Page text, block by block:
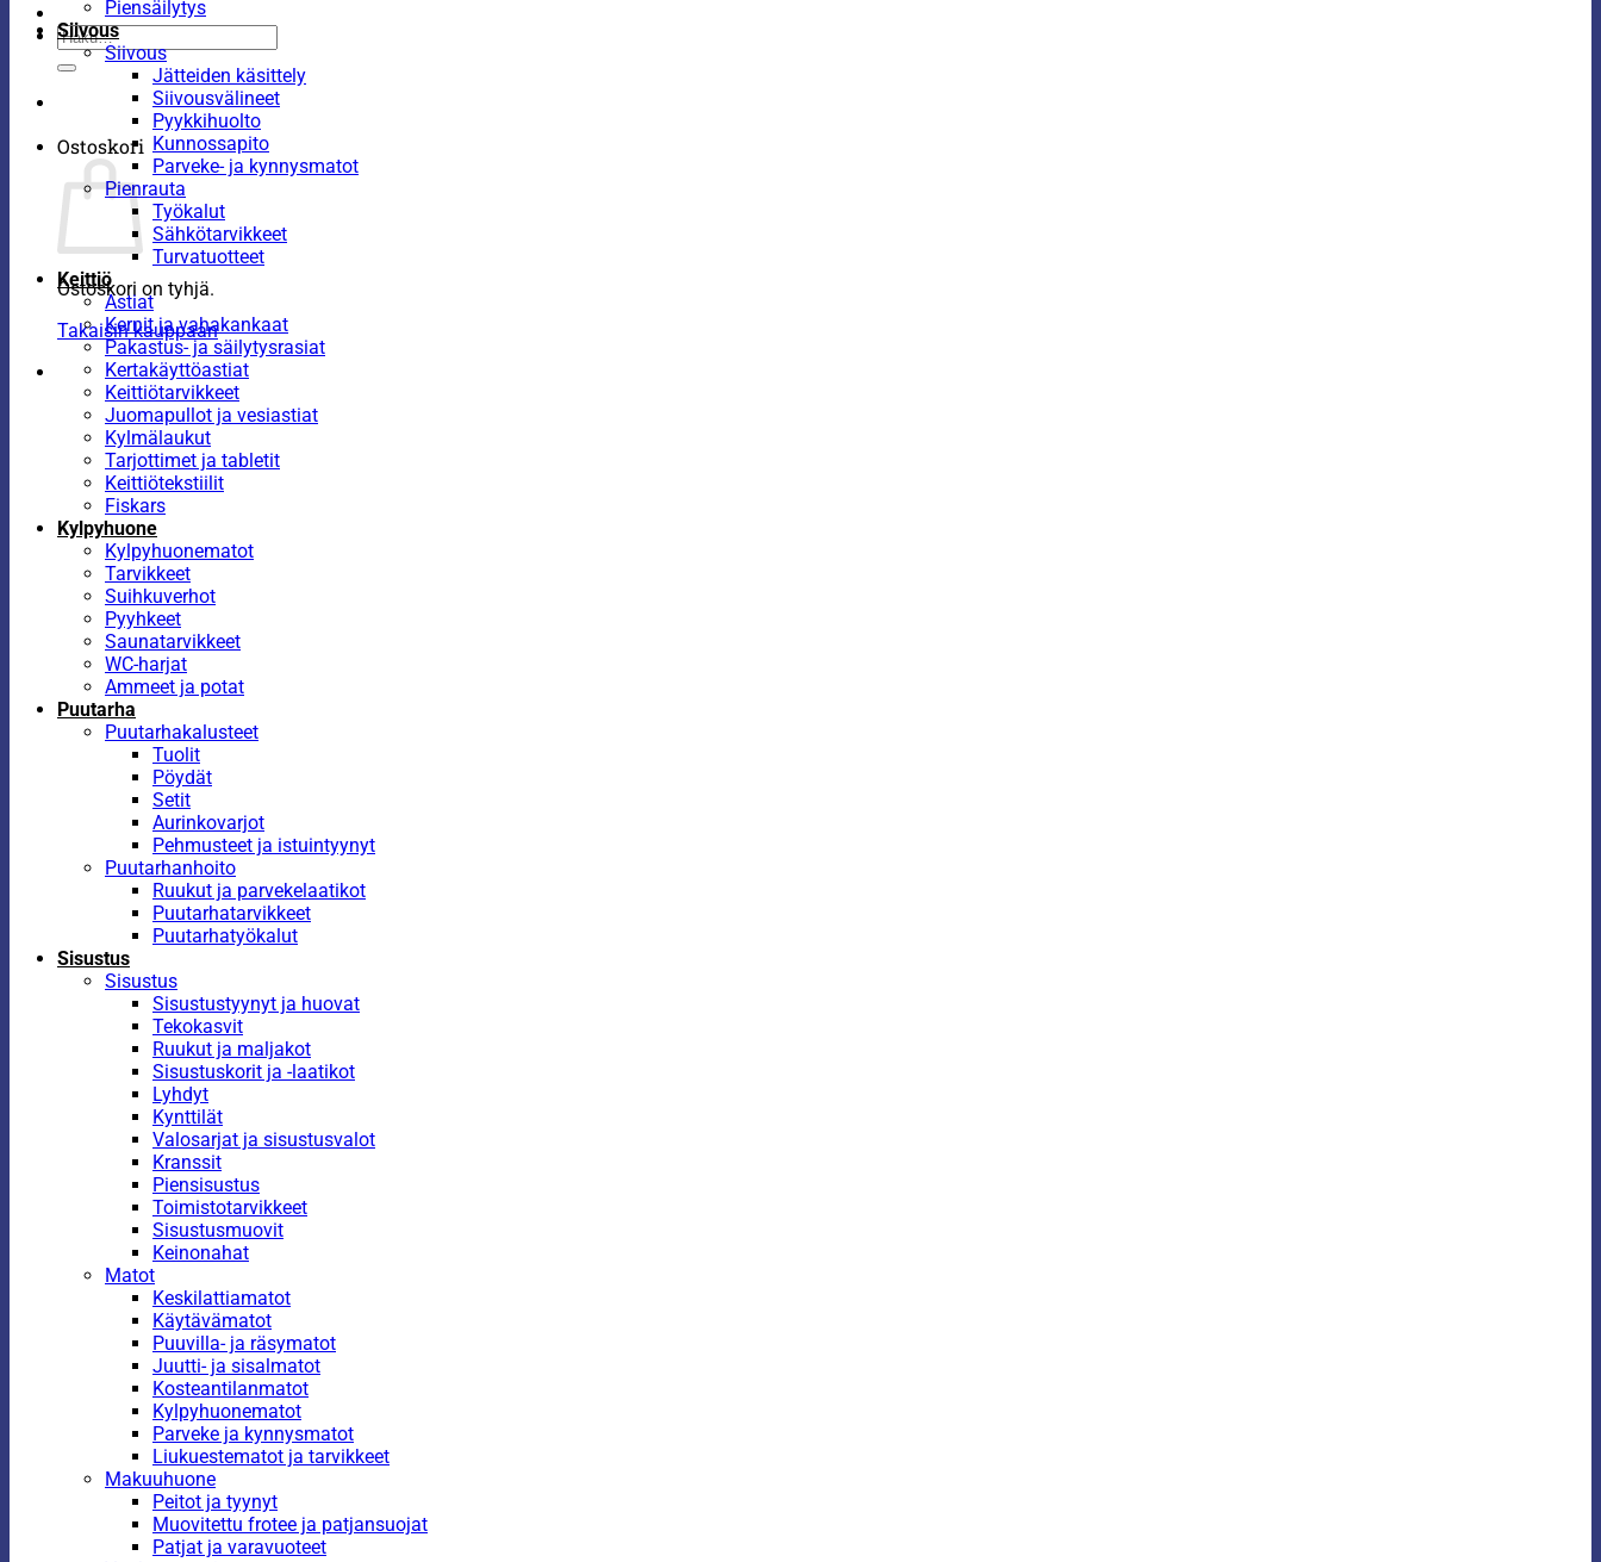
Etsi:
Ostoskori
Ostoskori on tyhjä.
Takaisin kauppaan
Piensäilytys
Siivous
Siivous
Jätteiden käsittely
Siivousvälineet
Pyykkihuolto
Kunnossapito
Parveke- ja kynnysmatot
Pienrauta
Työkalut
Sähkötarvikkeet
Turvatuotteet
Keittiö
Astiat
Kernit ja vahakankaat
Pakastus- ja säilytysrasiat
Kertakäyttöastiat
Keittiötarvikkeet
Juomapullot ja vesiastiat
Kylmälaukut
Tarjottimet ja tabletit
Keittiötekstiilit
Fiskars
Kylpyhuone
Kylpyhuonematot
Tarvikkeet
Suihkuverhot
Pyyhkeet
Saunatarvikkeet
WC-harjat
Ammeet ja potat
Puutarha
Puutarhakalusteet
Tuolit
Pöydät
Setit
Aurinkovarjot
Pehmusteet ja istuintyynyt
Puutarhanhoito
Ruukut ja parvekelaatikot
Puutarhatarvikkeet
Puutarhatyökalut
Sisustus
Sisustus
Sisustustyynyt ja huovat
Tekokasvit
Ruukut ja maljakot
Sisustuskorit ja -laatikot
Lyhdyt
Kynttilät
Valosarjat ja sisustusvalot
Kranssit
Piensisustus
Toimistotarvikkeet
Sisustusmuovit
Keinonahat
Matot
Keskilattiamatot
Käytävämatot
Puuvilla- ja räsymatot
Juutti- ja sisalmatot
Kosteantilanmatot
Kylpyhuonematot
Parveke ja kynnysmatot
Liukuestematot ja tarvikkeet
Makuuhuone
Peitot ja tyynyt
Muovitettu frotee ja patjansuojat
Patjat ja varavuoteet